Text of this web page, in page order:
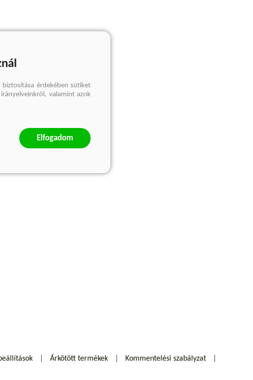
Árkötött termékek Kommentelési szabályzat
biztosítása érdekében sütiket
valamint azok
Elfogadom